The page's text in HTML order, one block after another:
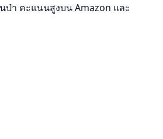
า คะแนนสูงบน Amazon และ